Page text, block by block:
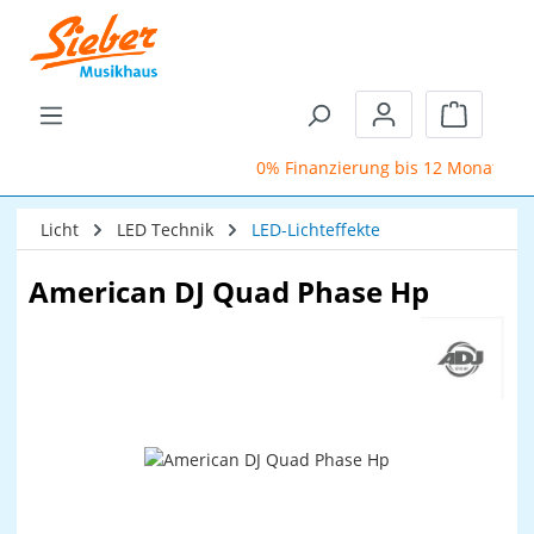
Zum Hauptinhalt springen
0% Finanzierung bis 12 Monate
Licht LED Technik LED-Lichteffekte
American DJ Quad Phase Hp
Bildergalerie überspringen